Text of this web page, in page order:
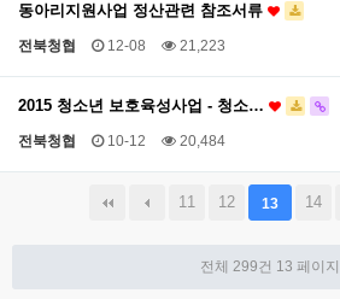
동아리지원사업 정산관련 참조서류
전북청협 12-08 21,223
2015 청소년 보호육성사업 - 청소…
전북청협 10-12 20,484
11 12 13 14
전체 299건 13 페이지